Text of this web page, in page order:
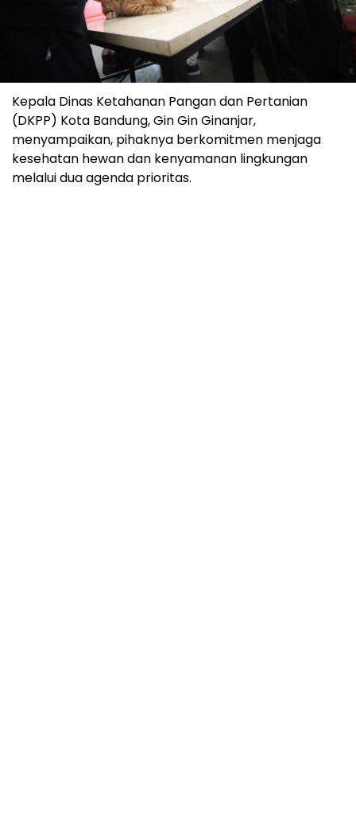
Kepala Dinas Ketahanan Pangan dan Pertanian
(DKPP) Kota Bandung, Gin Gin Ginanjar,
menyampaikan, pihaknya berkomitmen menjaga
kesehatan hewan dan kenyamanan lingkungan
melalui dua agenda prioritas.